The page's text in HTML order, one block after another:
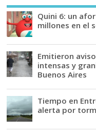
Quini 6: un
millones en el
Emitieron
intensas y
Buenos Aires
Tiempo en
alerta por